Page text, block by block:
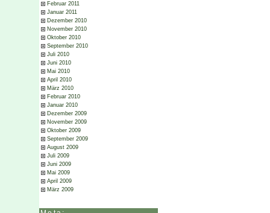
Februar 2011
Januar 2011
Dezember 2010
November 2010
Oktober 2010
September 2010
Juli 2010
Juni 2010
Mai 2010
April 2010
März 2010
Februar 2010
Januar 2010
Dezember 2009
November 2009
Oktober 2009
September 2009
August 2009
Juli 2009
Juni 2009
Mai 2009
April 2009
März 2009